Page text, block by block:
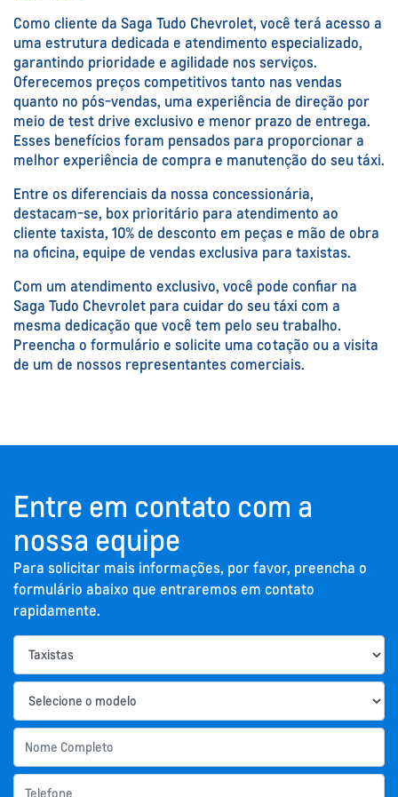
Como cliente da Saga Tudo Chevrolet, você terá acesso a
uma estrutura dedicada e atendimento especializado,
garantindo prioridade e agilidade nos serviços.
Oferecemos preços competitivos tanto nas vendas
quanto no pós-vendas, uma experiência de direção por
meio de test drive exclusivo e menor prazo de entrega.
Esses benefícios foram pensados para proporcionar a
melhor experiência de compra e manutenção do seu táxi.
Entre os diferenciais da nossa concessionária,
destacam-se, box prioritário para atendimento ao
cliente taxista, 10% de desconto em peças e mão de obra
na oficina, equipe de vendas exclusiva para taxistas.
Com um atendimento exclusivo, você pode confiar na
Saga Tudo Chevrolet para cuidar do seu táxi com a
mesma dedicação que você tem pelo seu trabalho.
Preencha o formulário e solicite uma cotação ou a visita
de um de nossos representantes comerciais.
Entre em contato com a
nossa equipe
Para solicitar mais informações, por favor, preencha o
formulário abaixo que entraremos em contato
rapidamente.